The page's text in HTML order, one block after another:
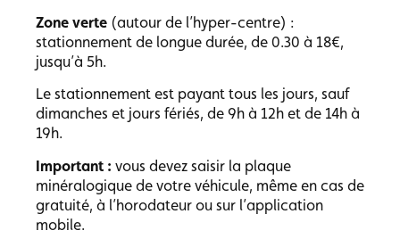
Zone verte (autour de l’hyper-centre) :
stationnement de longue durée, de 0.30 à 18€,
jusqu’à 5h.
Le stationnement est payant tous les jours, sauf
dimanches et jours fériés, de 9h à 12h et de 14h à
19h.
Important : vous devez saisir la plaque
minéralogique de votre véhicule, même en cas de
gratuité, à l’horodateur ou sur l’application
mobile.